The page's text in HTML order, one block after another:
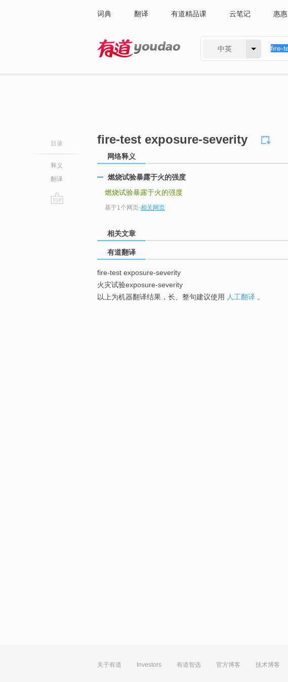
词典 翻译 有道精品课 云笔记 惠惠
中英
目录
释义
翻译
fire-test exposure-severity
网络释义
燃烧试验暴露于火的强度
燃烧试验暴露于火的强度
基于1个网页-相关网页
相关文章
有道翻译
fire-test exposure-severity
火灾试验exposure-severity
以上为机器翻译结果，长、整句建议使用 人工翻译 。
关于有道 Investors 有道智选 官方博客 技术博客